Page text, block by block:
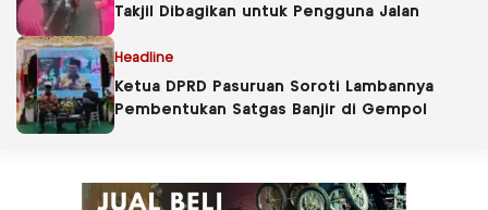
Takjil Dibagikan untuk Pengguna Jalan
Headline
Ketua DPRD Pasuruan Soroti Lambannya
Pembentukan Satgas Banjir di Gempol